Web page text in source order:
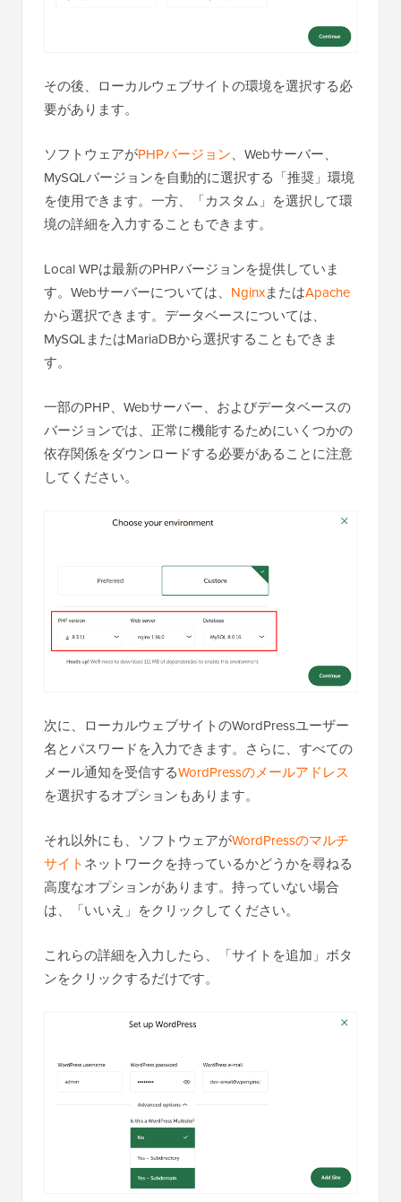
その後、ローカルウェブサイトの環境を選択する必
要があります。
ソフトウェアがPHPバージョン、Webサーバー、
MySQLバージョンを自動的に選択する「推奨」環境
を使用できます。一方、「カスタム」を選択して環
境の詳細を入力することもできます。
Local WPは最新のPHPバージョンを提供していま
す。Webサーバーについては、 NginxまたはApache
から選択できます。データベースについては、
MySQLまたはMariaDBから選択することもできま
す。
一部のPHP、Webサーバー、およびデータベースの
バージョンでは、正常に機能するためにいくつかの
依存関係をダウンロードする必要があることに注意
してください。
次に、ローカルウェブサイトのWordPressユーザー
名とパスワードを入力できます。さらに、すべての
メール通知を受信するWordPressのメールアドレス
を選択するオプションもあります。
それ以外にも、ソフトウェアがWordPressのマルチ
サイトネットワークを持っているかどうかを尋ねる
高度なオプションがあります。持っていない場合
は、「いいえ」をクリックしてください。
これらの詳細を入力したら、「サイトを追加」ボタ
ンをクリックするだけです。